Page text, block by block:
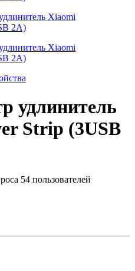
удлинитель
Strip (3USB
54 пользователей